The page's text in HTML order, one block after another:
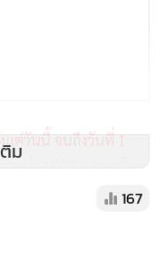
แต่วันนี้ จนถึงวันที่ 1
กว่า 100,000 คน โดย
าท เพราะครั้งนี้เราขน
ยกใหญ่สูงสุดถึง 80%
ม
167